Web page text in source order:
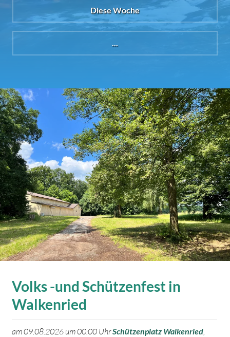
Diese Woche
Volks -und Schützenfest in
Walkenried
am 09.08.2026 um 00:00 UhrSchützenplatz Walkenried